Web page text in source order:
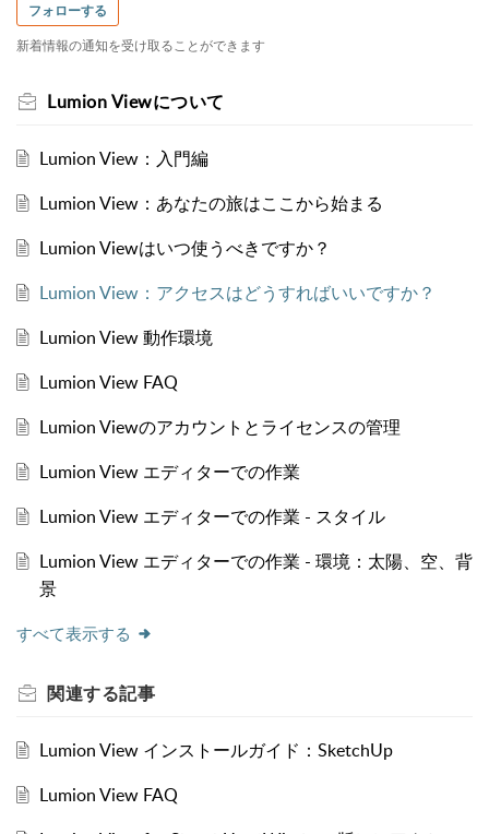
フォローする
新着情報の通知を受け取ることができます
Lumion Viewについて
Lumion View：入門編
Lumion View：あなたの旅はここから始まる
Lumion Viewはいつ使うべきですか？
Lumion View：アクセスはどうすればいいですか？
Lumion View 動作環境
Lumion View FAQ
Lumion Viewのアカウントとライセンスの管理
Lumion View エディターでの作業
Lumion View エディターでの作業 - スタイル
Lumion View エディターでの作業 - 環境：太陽、空、背
景
すべて表示する
関連する記事
Lumion View インストールガイド：SketchUp
Lumion View FAQ